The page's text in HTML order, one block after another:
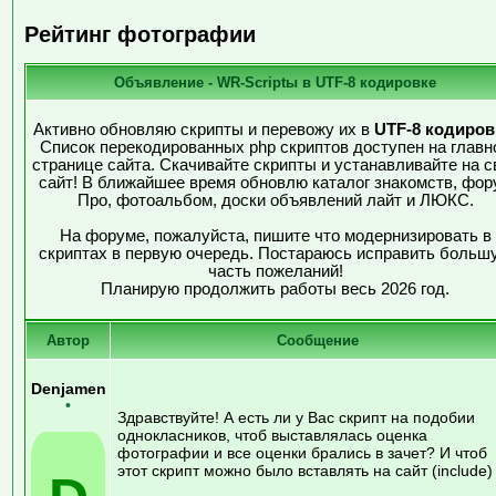
Рейтинг фотографии
Объявление - WR-Scriptы в UTF-8 кодировке
Активно обновляю скрипты и перевожу их в UTF-8
Список перекодированных php скриптов доступен на
странице сайта. Скачивайте скрипты и устанавливайте на
сайт! В ближайшее время обновлю каталог знакомств,
Про, фотоальбом, доски объявлений лайт и ЛЮКС.
На форуме, пожалуйста, пишите что модернизировать в
скриптах в первую очередь. Постараюсь исправить
часть пожеланий!
Планирую продолжить работы весь 2026 год.
Автор Сообщение
Denjamen
•
Здравствуйте! А есть ли у Вас скрипт на подобии
однокласников, чтоб выставлялась оценка
фотографии и все оценки брались в зачет? И чтоб
этот скрипт можно было вставлять на сайт (include)